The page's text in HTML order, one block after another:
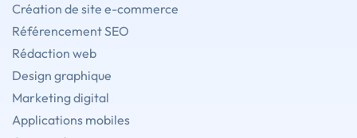
Création de site e-commerce
Référencement SEO
Rédaction web
Design graphique
Marketing digital
Applications mobiles